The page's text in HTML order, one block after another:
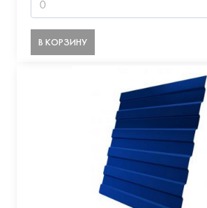
В КОРЗИНУ